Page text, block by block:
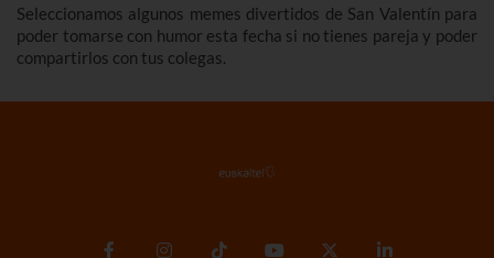
Seleccionamos algunos memes divertidos de San Valentín para
poder tomarse con humor esta fecha si no tienes pareja y poder
compartirlos con tus colegas.